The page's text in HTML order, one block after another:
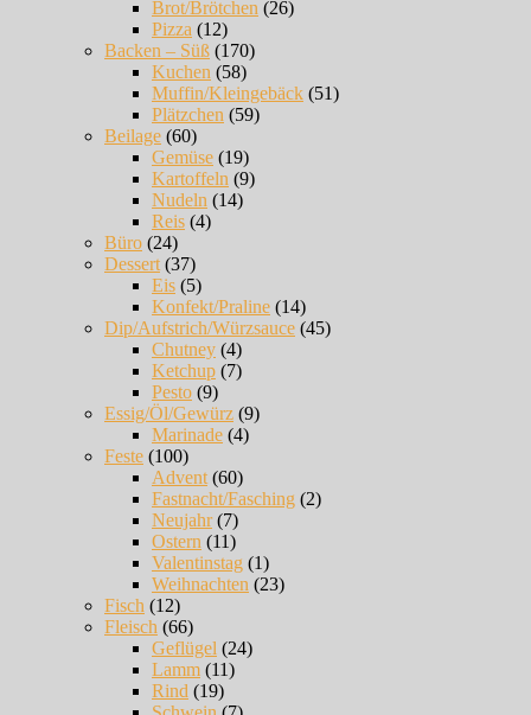
Brot/Brötchen (26)
Pizza (12)
Backen – Süß (170)
Kuchen (58)
Muffin/Kleingebäck (51)
Plätzchen (59)
Beilage (60)
Gemüse (19)
Kartoffeln (9)
Nudeln (14)
Reis (4)
Büro (24)
Dessert(37)
Eis (5)
Konfekt/Praline (14)
Dip/Aufstrich/Würzsauce (45)
Chutney (4)
Ketchup (7)
Pesto (9)
Essig/Öl/Gewürz (9)
Marinade (4)
Feste (100)
Advent(60)
Fastnacht/Fasching (2)
Neujahr(7)
Ostern (11)
Valentinstag (1)
Weihnachten (23)
Fisch (12)
Fleisch (66)
Geflügel (24)
Lamm (11)
Rind (19)